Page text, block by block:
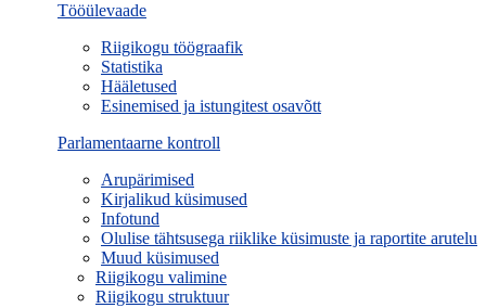
Tööülevaade
Riigikogu töögraafik
Statistika
Hääletused
Esinemised ja istungitest osavõtt
Parlamentaarne kontroll
Arupärimised
Kirjalikud küsimused
Infotund
Olulise tähtsusega riiklike küsimuste ja raportite arutelu
Muud küsimused
Riigikogu valimine
Riigikogu struktuur